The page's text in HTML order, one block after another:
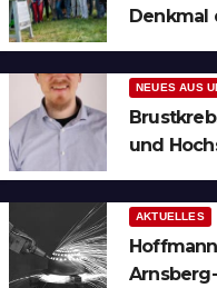
Denkmal
NEUES AUS
und
AKTUELLES